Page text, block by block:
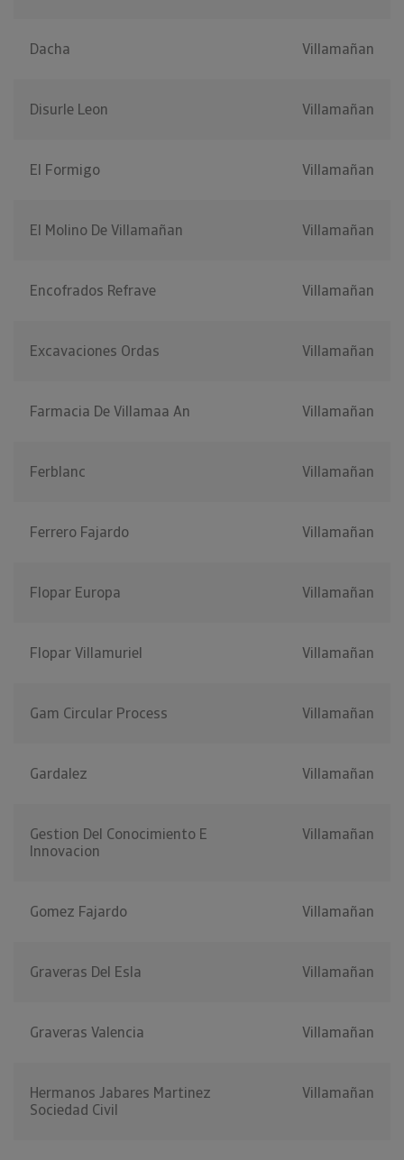
Dacha Villamañan
Disurle Leon Villamañan
El Formigo Villamañan
El Molino De Villamañan Villamañan
Encofrados Refrave Villamañan
Excavaciones Ordas Villamañan
Farmacia De Villamaa An Villamañan
Ferblanc Villamañan
Ferrero Fajardo Villamañan
Flopar Europa Villamañan
Flopar Villamuriel Villamañan
Gam Circular Process Villamañan
Gardalez Villamañan
Gestion Del Conocimiento E
Innovacion
Villamañan
Gomez Fajardo Villamañan
Graveras Del Esla Villamañan
Graveras Valencia Villamañan
Hermanos Jabares Martinez
Sociedad Civil
Villamañan